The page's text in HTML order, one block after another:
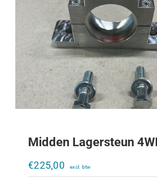
Midden Lagersteun
€225,00 €485,00